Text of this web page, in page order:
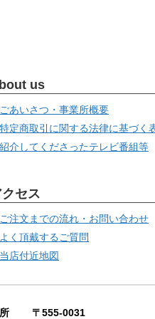
us
ごあいさつ・事業所概要
特定商取引に関する法律に基づく
紹介してくださったテレビ番組等
セス
ご注文までの流れ・お問い合わせ
よく頂戴するご質問
当店付近地図
所 〒555-0031